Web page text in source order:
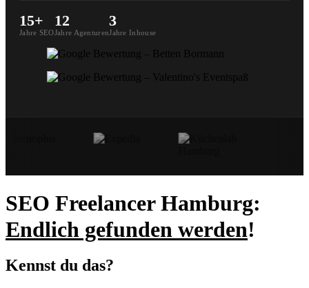
15+
Jahre SEO
12
Jahre Agenturen
3
Jahre Inhouse
SEO Freelancer Hamburg:
Endlich gefunden werden!
Kennst du das?